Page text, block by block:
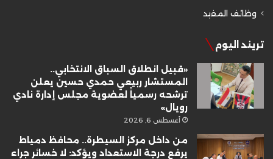
وظائف المفيد
تريند اليوم
«قبيل انطلاق السباق الانتخابي..
المستشار ربيعي حمدي حسين يعلن
ترشحه رسمياً لعضوية مجلس إدارة نادي
رويال»
أغسطس 6, 2026
من داخل مركز السيطرة.. محافظ دمياط
يرفع درجة الاستعداد ويؤكد: لا خسائر جراء